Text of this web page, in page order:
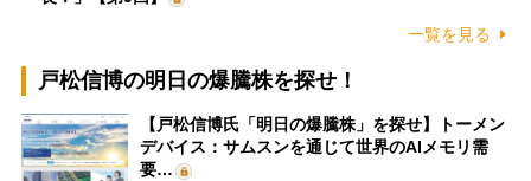
一覧を見る
戸松信博の明日の爆騰株を探せ！
【戸松信博氏「明日の爆騰株」を探せ】トーメン
デバイス：サムスンを通じて世界のAIメモリ需
要…